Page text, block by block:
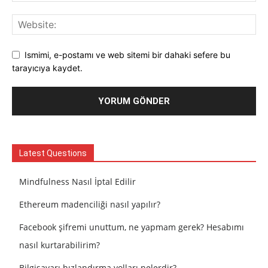
Ismimi, e-postamı ve web sitemi bir dahaki sefere bu
tarayıcıya kaydet.
Latest Questions
Mindfulness Nasıl İptal Edilir
Ethereum madenciliği nasıl yapılır?
Facebook şifremi unuttum, ne yapmam gerek? Hesabımı
nasıl kurtarabilirim?